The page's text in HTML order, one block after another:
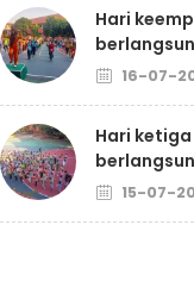
Hari
16-07-
Hari ketiga
15-07-